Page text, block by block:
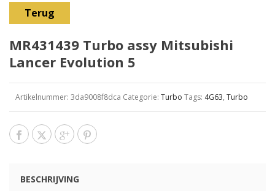
Terug
MR431439 Turbo assy Mitsubishi
Lancer Evolution 5
Artikelnummer: 3da9008f8dca Categorie: Turbo Tags: 4G63, Turbo
BESCHRIJVING